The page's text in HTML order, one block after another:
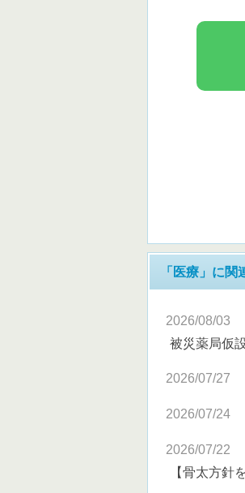
「医療」に関
2026/08/03
被災薬局仮
2026/07/27
2026/07/24
2026/07/22
【骨太方